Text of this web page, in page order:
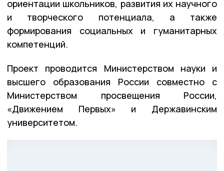
ориентации школьников, развития их научного
и творческого потенциала, а также
формирования социальных и гуманитарных
компетенций.
Проект проводится Министерством науки и
высшего образования России совместно с
Министерством просвещения России,
«Движением Первых» и Державинским
университетом.